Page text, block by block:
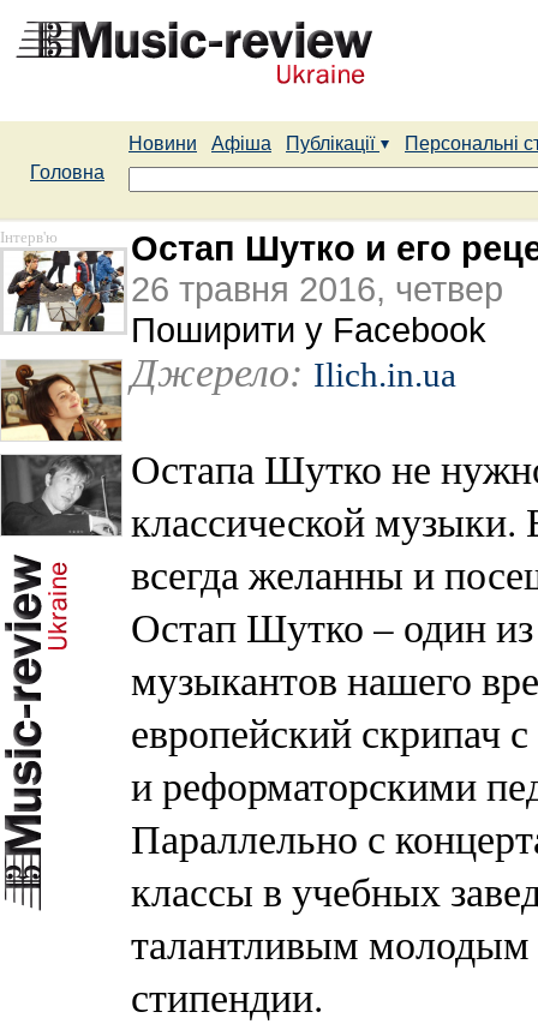
Новини Афіша Публікації
Персональні
Головна
Інтерв'ю
Остап Шутко и его
26 травня 2016, четвер
Поширити у Facebook
Джерело: Ilich.in.ua
Остапа Шутко не
классической музыки.
всегда желанны и
Остап Шутко – один
музыкантов нашего
европейский скрипач
и реформаторскими
Параллельно с
классы в учебных
талантливым
стипендии.